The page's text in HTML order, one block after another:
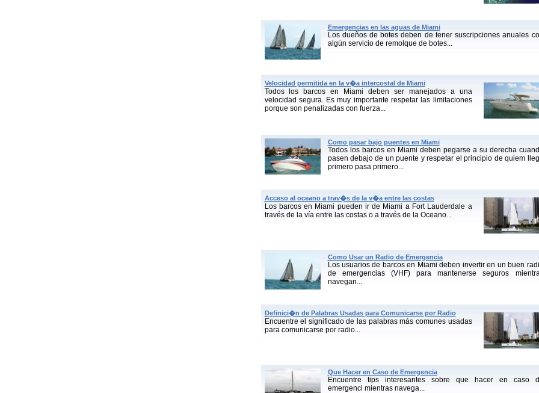
Emergencias en las aguas de Miami
Los dueños de botes deben de tener suscripciones anuales
algún servicio de remolque de botes...
Velocidad permitida en la v�a intercostal de Miami
Todos los barcos en Miami deben ser manejados a una
velocidad segura. Es muy importante respetar las limitaciones
porque son penalizadas con fuerza...
Como pasar bajo puentes en Miami
Todos los barcos en Miami deben pegarse a su derecha
pasen debajo de un puente y respetar el principio de quiem
primero pasa primero...
Acceso al oceano a trav�s de la v�a entre las costas
Los barcos en Miami pueden ir de Miami a Fort Lauderdale a
través de la vía entre las costas o a través de la Oceano...
Como Usar un Radio de Emergencia
Los usuarios de barcos en Miami deben invertir en un buen
de emergencias (VHF) para mantenerse seguros
navegan...
Definici�n de Palabras Usadas para Comunicarse por Radio
Encuentre el significado de las palabras más comunes usadas
para comunicarse por radio...
Que Hacer en Caso de Emergencia
Encuentre tips interesantes sobre que hacer en caso
emergenci mientras navega...